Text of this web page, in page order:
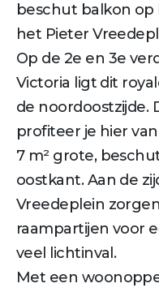
beschut balkon
het Pieter
Op de 2e en 3e
Victoria ligt dit
de noordoostzijde.
profiteer je hier
7 m² grote,
oostkant. Aan de
Vreedeplein
raampartijen voor
veel lichtinval.
Met een